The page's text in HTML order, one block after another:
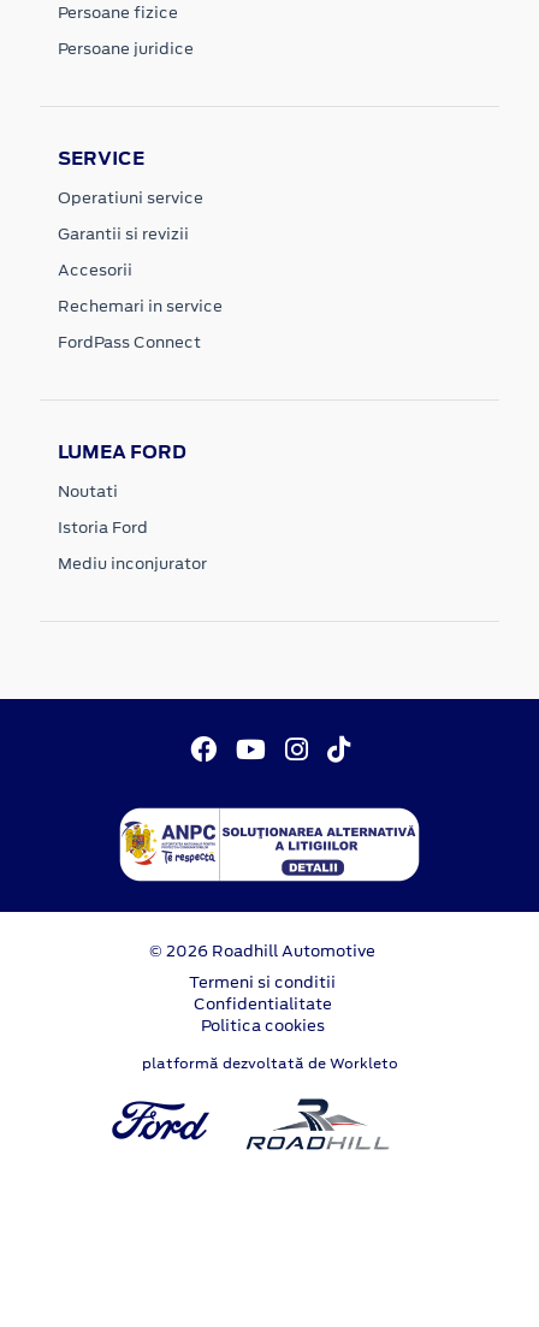
Persoane fizice
Persoane juridice
SERVICE
Operatiuni service
Garantii si revizii
Accesorii
Rechemari in service
FordPass Connect
LUMEA FORD
Noutati
Istoria Ford
Mediu inconjurator
© 2026 Roadhill Automotive
Termeni si conditii
Confidentialitate
Politica cookies
platformă dezvoltată de Workleto